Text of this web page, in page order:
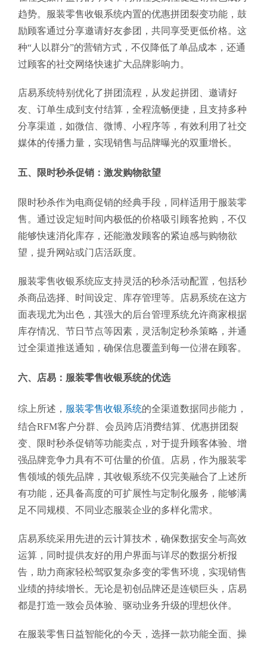
趋势。服装零售收银系统内置的优惠拼团裂变功能，鼓
励顾客通过分享邀请好友参团，共同享受更低价格。这
种“人以群分”的营销方式，不仅降低了单品成本，还通
过顾客的社交网络快速扩大品牌影响力。
店易系统特别优化了拼团流程，从发起拼团、邀请好
友、订单生成到支付结算，全程流畅便捷，且支持多种
分享渠道，如微信、微博、小程序等，有效利用了社交
媒体的传播力量，实现销售与品牌曝光的双重增长。
五、限时秒杀促销：激发购物欲望
限时秒杀作为电商促销的经典手段，同样适用于服装零
售。通过设定短时间内极低的价格吸引顾客抢购，不仅
能够快速消化库存，还能激发顾客的紧迫感与购物欲
望，提升网站或门店活跃度。
服装零售收银系统应支持灵活的秒杀活动配置，包括秒
杀商品选择、时间设定、库存管理等。店易系统在这方
面表现尤为出色，其强大的后台管理系统允许商家根据
库存情况、节日节点等因素，灵活制定秒杀策略，并通
过全渠道推送通知，确保信息覆盖到每一位潜在顾客。
六、店易：服装零售收银系统的优选
综上所述， 服装零售收银系统的全渠道数据同步能力，
结合RFM客户分群、会员跨店消费结算、优惠拼团裂
变、限时秒杀促销等功能卖点，对于提升顾客体验、增
强品牌竞争力具有不可估量的价值。店易，作为服装零
售领域的领先品牌，其收银系统不仅完美融合了上述所
有功能，还具备高度的可扩展性与定制化服务，能够满
足不同规模、不同业态服装企业的多样化需求。
店易系统采用先进的云计算技术，确保数据安全与高效
运算，同时提供友好的用户界面与详尽的数据分析报
告，助力商家轻松驾驭复杂多变的零售环境，实现销售
业绩的持续增长。无论是初创品牌还是连锁巨头，店易
都是打造一致会员体验、驱动业务升级的理想伙伴。
在服装零售日益智能化的今天，选择一款功能全面、操